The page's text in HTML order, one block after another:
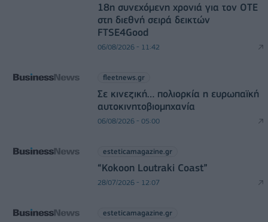
18η συνεχόμενη χρονιά για τον ΟΤΕ
στη διεθνή σειρά δεικτών
FTSE4Good
06/08/2026 - 11:42
fleetnews.gr
Σε κινεζική… πολιορκία η ευρωπαϊκή
αυτοκινητοβιομηχανία
06/08/2026 - 05:00
esteticamagazine.gr
“Kokoon Loutraki Coast”
28/07/2026 - 12:07
esteticamagazine.gr